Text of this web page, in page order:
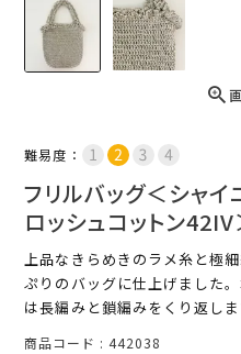
難易度：
フリルバッグ＜シャ
ロッシュコットン42IV
上品なきらめきのラメ糸と極
ぷりのバッグに仕上げました
は長編みと鎖編みをくり返しま
商品コード 442038